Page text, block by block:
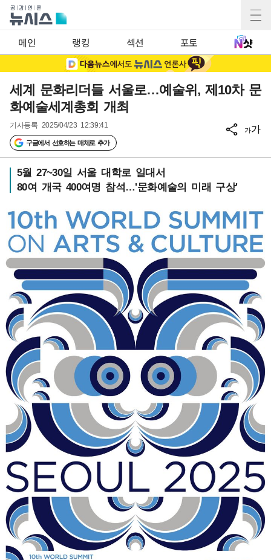
메인 랭킹 섹션 포토
세계 문화리더들 서울로…예술위, 제10차 문
화예술세계총회 개최
기사등록 2025/04/23 12:39:41
구글에서 선호하는 매체로 추가
가가
5월 27~30일 서울 대학로 일대서
80여 개국 400여명 참석…'문화예술의 미래 구상'